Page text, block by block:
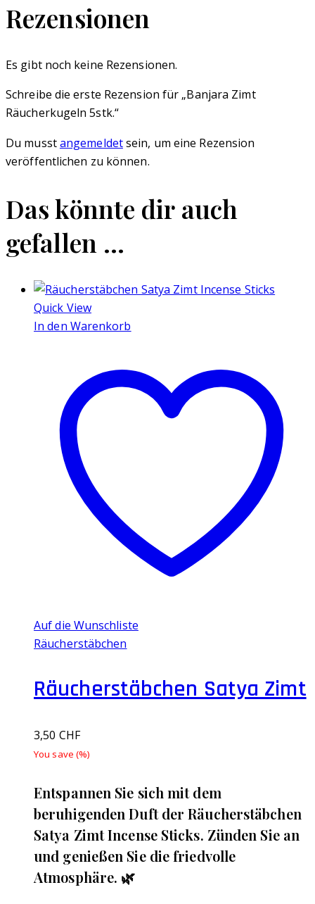
Rezensionen
Es gibt noch keine Rezensionen.
Schreibe die erste Rezension für „Banjara Zimt
Räucherkugeln 5stk.“
Du musstangemeldetsein, um eine Rezension
veröffentlichen zu können.
Das könnte dir auch
gefallen …
Quick View
In den Warenkorb
Auf die Wunschliste
Räucherstäbchen
Räucherstäbchen Satya Zimt
3,50 CHF
You save (%)
Entspannen Sie sich mit dem
beruhigenden Duft der Räucherstäbchen
Satya Zimt Incense Sticks. Zünden Sie an
und genießen Sie die friedvolle
Atmosphäre. 🌿